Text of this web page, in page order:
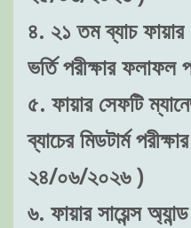
৪. ২১ তম ব্যাচ ফায়ার
ভর্তি পরীক্ষার
৫. ফায়ার সেফটি
ব্যাচের মিডটার্ম
২৪/০৬/২০২৬ )
৬. ফায়ার সায়েন্স